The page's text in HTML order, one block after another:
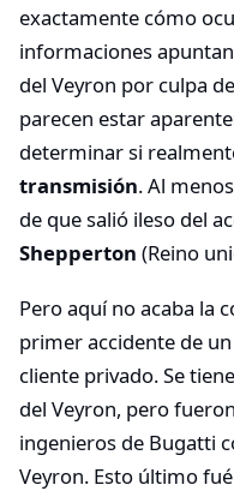
exactamente cómo
informaciones
del Veyron por culpa
parecen estar
determinar si
transmisión. Al
de que salió ileso del
Shepperton (Reino
Pero aquí no acaba la
primer accidente de
cliente privado. Se
del Veyron, pero
ingenieros de Bugatti
Veyron. Esto último